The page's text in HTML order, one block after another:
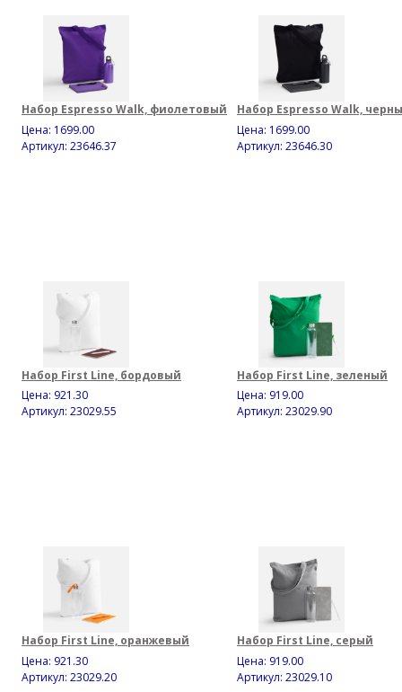
Набор Espresso Walk, фиолетовый
Цена: 1699.00
Артикул: 23646.37
Набор Espresso Walk,
Цена: 1699.00
Артикул: 23646.30
Набор First Line, бордовый
Цена: 921.30
Артикул: 23029.55
Набор First Line, зеленый
Цена: 919.00
Артикул: 23029.90
Набор First Line, оранжевый
Цена: 921.30
Артикул: 23029.20
Набор First Line, серый
Цена: 919.00
Артикул: 23029.10